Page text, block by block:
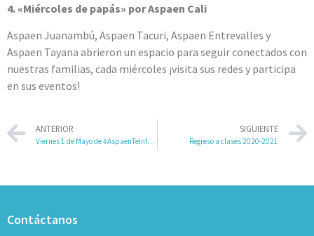
4. «Miércoles de papás» por Aspaen Cali
Aspaen Juanambú, Aspaen Tacuri, Aspaen Entrevalles y
Aspaen Tayana abrieron un espacio para seguir conectados con
nuestras familias, cada miércoles ¡visita sus redes y participa
en sus eventos!
ANTERIOR
Viernes 1 de Mayo de #AspaenTeInforma
SIGUIENTE
Regreso a clases 2020-2021
Contáctanos